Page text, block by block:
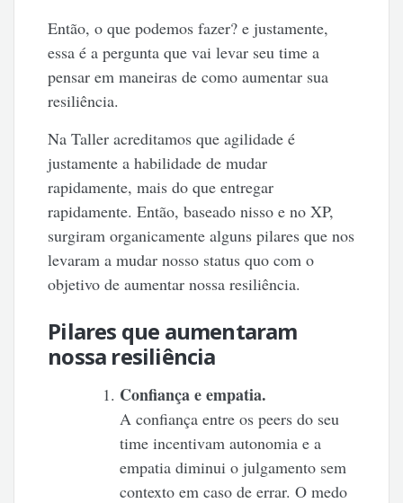
Então, o que podemos fazer? e justamente,
essa é a pergunta que vai levar seu time a
pensar em maneiras de como aumentar sua
resiliência.
Na Taller acreditamos que agilidade é
justamente a habilidade de mudar
rapidamente, mais do que entregar
rapidamente. Então, baseado nisso e no XP,
surgiram organicamente alguns pilares que nos
levaram a mudar nosso status quo com o
objetivo de aumentar nossa resiliência.
Pilares que aumentaram
nossa resiliência
Confiança e empatia.
A confiança entre os peers do seu
time incentivam autonomia e a
empatia diminui o julgamento sem
contexto em caso de errar. O medo